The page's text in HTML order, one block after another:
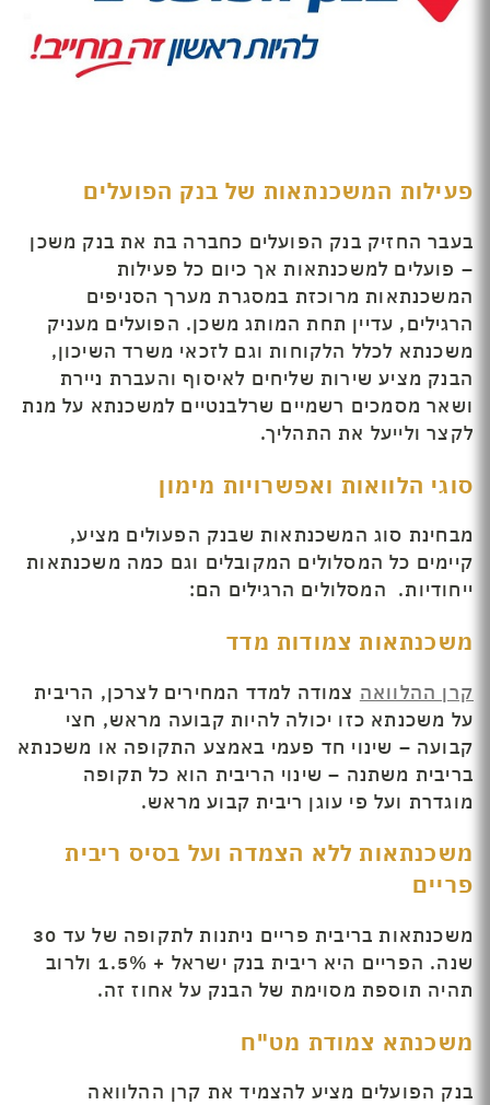
פעילות המשכנתאות של בנק הפועלים
בעבר החזיק בנק הפועלים כחברה בת את בנק משכן
– פועלים למשכנתאות אך כיום כל פעילות
המשכנתאות מרוכזת במסגרת מערך הסניפים
הרגילים, עדיין תחת המותג משכן. הפועלים מעניק
משכנתא לכלל הלקוחות וגם לזכאי משרד השיכון,
הבנק מציע שירות שליחים לאיסוף והעברת ניירת
ושאר מסמכים רשמיים שרלבנטיים למשכנתא על מנת
לקצר ולייעל את התהליך.
סוגי הלוואות ואפשרויות מימון
מבחינת סוג המשכנתאות שבנק הפעולים מציע,
קיימים כל המסלולים המקובלים וגם כמה משכנתאות
ייחודיות. המסלולים הרגילים הם:
משכנתאות צמודות מדד
קרן ההלוואה צמודה למדד המחירים לצרכן, הריבית
על משכנתא כזו יכולה להיות קבועה מראש, חצי
קבועה – שינוי חד פעמי באמצע התקופה או משכנתא
בריבית משתנה – שינוי הריבית הוא כל תקופה
מוגדרת ועל פי עוגן ריבית קבוע מראש.
משכנתאות ללא הצמדה ועל בסיס ריבית
פריים
משכנתאות בריבית פריים ניתנות לתקופה של עד 30
שנה. הפריים היא ריבית בנק ישראל + 1.5% ולרוב
תהיה תוספת מסוימת של הבנק על אחוז זה.
משכנתא צמודת מט"ח
בנק הפועלים מציע להצמיד את קרן ההלוואה